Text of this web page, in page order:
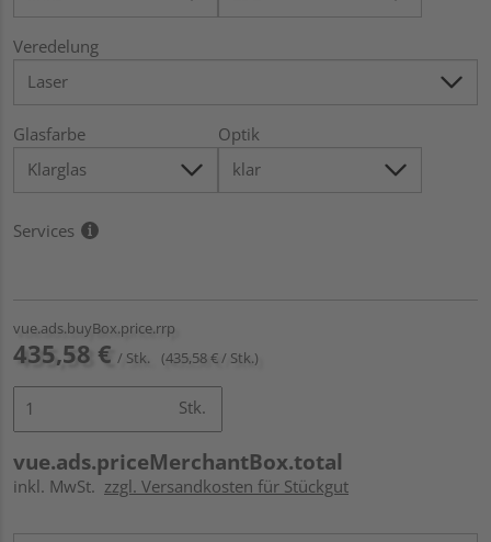
Veredelung
Glasfarbe Optik
Services
vue.ads.buyBox.price.rrp
435,58 € / Stk. (435,58 € / Stk.)
Stk.
vue.ads.priceMerchantBox.total
inkl. MwSt. zzgl. Versandkosten für Stückgut